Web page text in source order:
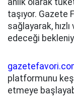
taşıyor. Gazete
sağlayarak,
edeceği
platformunu
etmeye